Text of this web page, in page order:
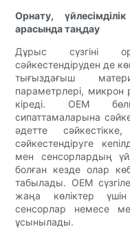
Орнату,
арасында таңдау
Дұрыс сүзгіні
сәйкестендіруден де
тығыздағыш
параметрлері, микрон
кіреді. OEM
сипаттамаларына
әдетте
сәйкестендіруге
мен сенсорлардың
болған кезде олар
табылады. OEM
жаңа көліктер үшін
сенсорлар немесе
ұсынылады.